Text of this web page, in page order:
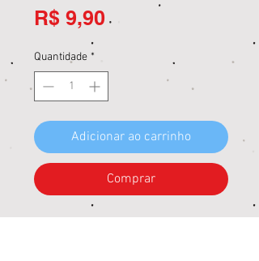
R$ 9,90 Preço
Quantidade *
Adicionar ao carrinho
Comprar